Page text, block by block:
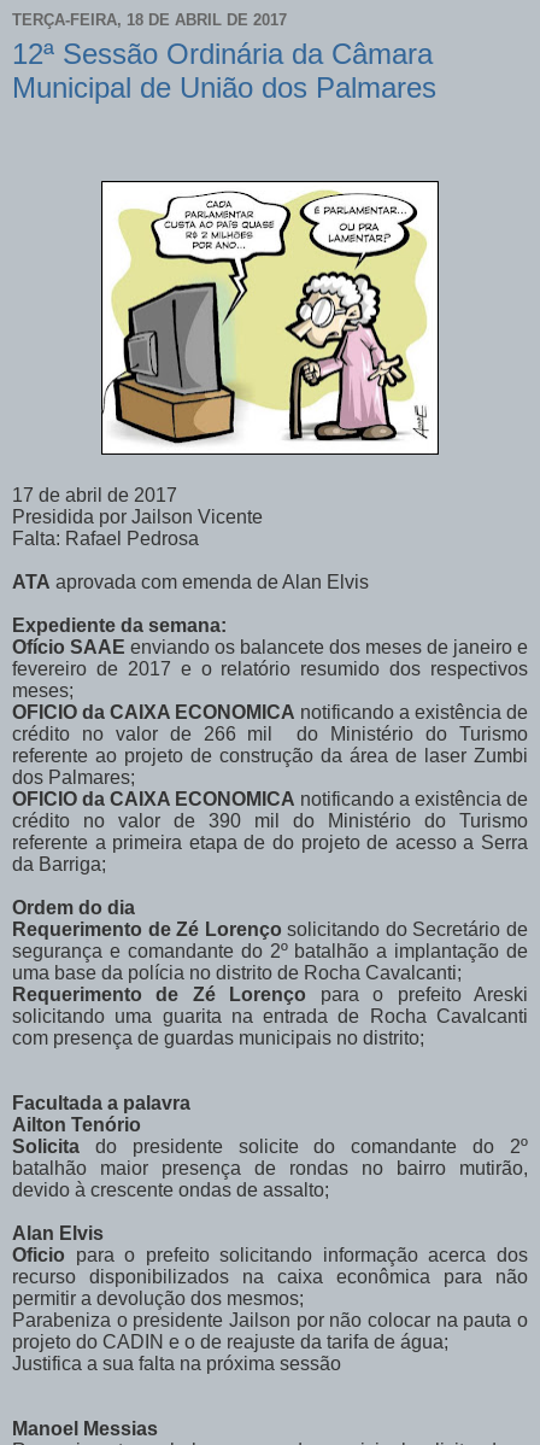
TERÇA-FEIRA, 18 DE ABRIL DE 2017
12ª Sessão Ordinária da Câmara
Municipal de União dos Palmares
17 de abril de 2017
Presidida por Jailson Vicente
Falta: Rafael Pedrosa
ATA aprovada com emenda de Alan Elvis
Expediente da semana:
Ofício SAAE enviando os balancete dos meses de janeiro e
fevereiro de 2017 e o relatório resumido dos respectivos
meses;
OFICIO da CAIXA ECONOMICA notificando a existência de
crédito no valor de 266 mil do Ministério do Turismo
referente ao projeto de construção da área de laser Zumbi
dos Palmares;
OFICIO da CAIXA ECONOMICA notificando a existência de
crédito no valor de 390 mil do Ministério do Turismo
referente a primeira etapa de do projeto de acesso a Serra
da Barriga;
Ordem do dia
Requerimento de Zé Lorençosolicitando do Secretário de
segurança e comandante do 2º batalhão a implantação de
uma base da polícia no distrito de Rocha Cavalcanti;
Requerimento de Zé Lorenço para o prefeito Areski
solicitando uma guarita na entrada de Rocha Cavalcanti
com presença de guardas municipais no distrito;
Facultada a palavra
Ailton Tenório
Solicita do presidente solicite do comandante do 2º
batalhão maior presença de rondas no bairro mutirão,
devido à crescente ondas de assalto;
Alan Elvis
Oficio para o prefeito solicitando informação acerca dos
recurso disponibilizados na caixa econômica para não
permitir a devolução dos mesmos;
Parabeniza o presidente Jailson por não colocar na pauta o
projeto do CADIN e o de reajuste da tarifa de água;
Justifica a sua falta na próxima sessão
Manoel Messias